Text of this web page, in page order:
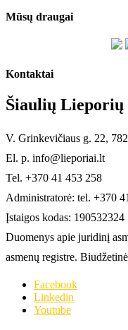
Mūsų draugai
Kontaktai
Šiaulių Lieporių
V. Grinkevičiaus g. 22,
El. p. info@lieporiai.lt
Tel. +370 41 453 258
Administratorė: tel. +370
Įstaigos kodas: 190532324
Duomenys apie juridinį
asmenų registre.
Facebook
Linkedin
Youtube